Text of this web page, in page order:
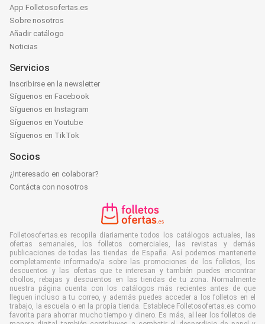
App Folletosofertas.es
Sobre nosotros
Añadir catálogo
Noticias
Servicios
Inscribirse en la newsletter
Síguenos en Facebook
Síguenos en Instagram
Síguenos en Youtube
Síguenos en TikTok
Socios
¿Interesado en colaborar?
Contácta con nosotros
Folletosofertas.es recopila diariamente todos los catálogos actuales, las
ofertas semanales, los folletos comerciales, las revistas y demás
publicaciones de todas las tiendas de España. Así podemos mantenerte
completamente informado/a sobre las promociones de los folletos, los
descuentos y las ofertas que te interesan y también puedes encontrar
chollos, rebajas y descuentos en las tiendas de tu zona. Normalmente
nuestra página cuenta con los catálogos más recientes antes de que
lleguen incluso a tu correo, y además puedes acceder a los folletos en el
trabajo, la escuela o en la propia tienda. Establece Folletosofertas.es como
favorita para ahorrar mucho tiempo y dinero. Es más, al leer los folletos de